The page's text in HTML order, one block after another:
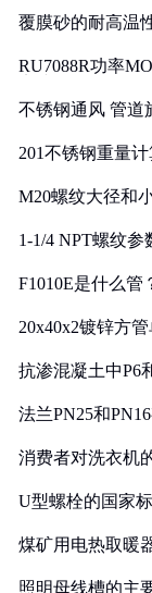
覆膜砂的耐高温
RU7088R功率
不锈钢通风 管道
201不锈钢重量
M20螺纹大径和
1-1/4 NPT螺纹
F1010E是什么管
20x40x2镀锌方
抗渗混凝土中P6
法兰PN25和
消费者对洗衣机
U型螺栓的国家
煤矿用电热取暖
照明母线槽的主